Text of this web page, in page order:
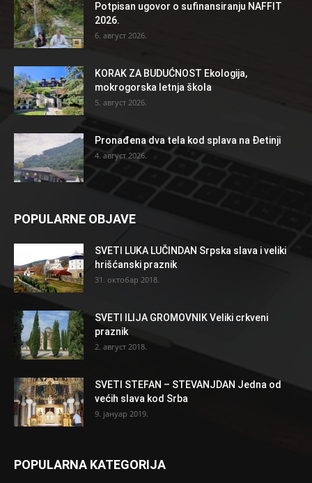
Potpisan ugovor o sufinansiranju NAFFIT
2026.
6. август 2026.
KORAK ZA BUDUĆNOST Ekologija,
mokrogorska letnja škola
5. август 2026.
Pronađena dva tela kod splava na Đetinji
4. август 2026.
POPULARNE OBJAVE
SVETI LUKA LUČINDAN Srpska slava i veliki
hrišćanski praznik
31. октобар 2018.
SVETI ILIJA GROMOVNIK Veliki crkveni
praznik
2. август 2018.
SVETI STEFAN – STEVANJDAN Jedna od
većih slava kod Srba
9. јануар 2019.
POPULARNA KATEGORIJA